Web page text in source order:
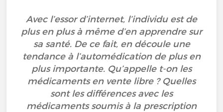
Avec l’essor d’internet, l’individu est de
plus en plus à même d’en apprendre sur
sa santé. De ce fait, en découle une
tendance à l’automédication de plus en
plus importante. Qu’appelle t-on les
médicaments en vente libre ? Quelles
sont les différences avec les
médicaments soumis à la prescription